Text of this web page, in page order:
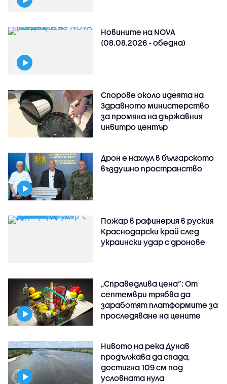
Новините на NOVA
(08.08.2026 - обедна)
Спорове около идеята на
Здравното министерство
за промяна на държавния
инвитро център
Дрон е нахлул в българското
въздушно пространство
Пожар в рафинерия в руския
Краснодарски край след
украински удар с дронове
„Справедлива цена“: От
септември трябва да
заработят платформите за
проследяване на цените
Нивото на река Дунав
продължава да спада,
достигна 109 см под
условната нула